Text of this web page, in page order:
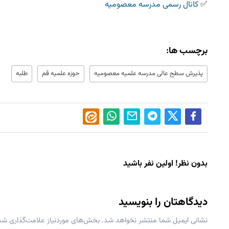
‌‌✅کانال رسمی مدرسه معصومیه
برچسب ها:
پذیرش سطح عالی مدرسه علمیه معصومیه حوزه علمیه قم طلبه
بدون نظر! اولین نفر باشید
دیدگاهتان را بنویسید
نشانی ایمیل شما منتشر نخواهد شد. بخش‌های موردنیاز علامت‌گذاری